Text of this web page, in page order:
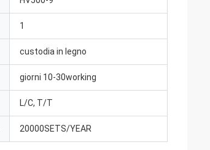
1
custodia in legno
giorni 10-30working
L/C, T/T
20000SETS/YEAR